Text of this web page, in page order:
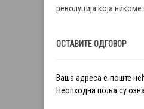
револуција која никоме
ОСТАВИТЕ ОДГОВОР
Ваша адреса е-поште
Неопходна поља су